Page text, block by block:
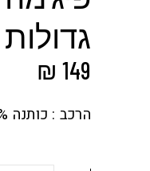
₪ 149
הרכב : כותנה 100%